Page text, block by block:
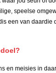
speelse
een van daardie
en meisies in